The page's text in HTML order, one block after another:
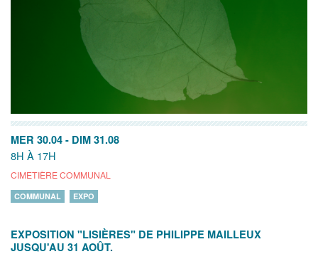
MER 30.04 - DIM 31.08
8H À 17H
CIMETIÈRE COMMUNAL
COMMUNAL EXPO
EXPOSITION "LISIÈRES" DE PHILIPPE MAILLEUX
JUSQU'AU 31 AOÛT.